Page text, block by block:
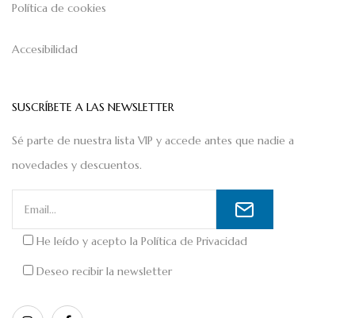
Política de cookies
Accesibilidad
SUSCRÍBETE A LAS NEWSLETTER
Sé parte de nuestra lista VIP y accede antes que nadie a
novedades y descuentos.
He leído y acepto la Política de Privacidad
Deseo recibir la newsletter